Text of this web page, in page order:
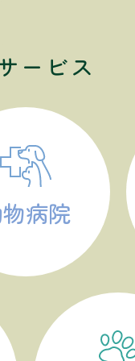
ービス
病院